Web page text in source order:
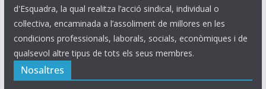
d'Esquadra, la qual realitza l’acció sindical, individual o
col·lectiva, encaminada a l’assoliment de millores en les
condicions professionals, laborals, socials, econòmiques i de
qualsevol altre tipus de tots els seus membres.
Nosaltres